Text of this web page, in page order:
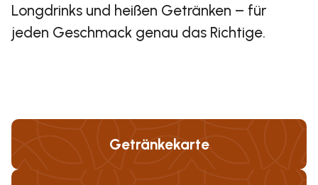
Longdrinks und heißen Getränken – für
jeden Geschmack genau das Richtige.
Getränkekarte